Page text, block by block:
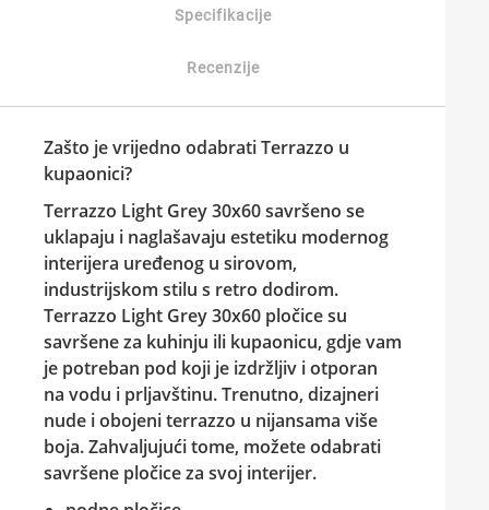
Specifikacije
Recenzije
Zašto je vrijedno odabrati Terrazzo u
kupaonici?
Terrazzo Light Grey 30x60savršeno se
uklapaju i naglašavaju estetiku modernog
interijera uređenog u sirovom,
industrijskom stilu s retro dodirom.
Terrazzo Light Grey 30x60 pločice su
savršene za kuhinju ili kupaonicu, gdje vam
je potreban pod koji je izdržljiv i otporan
na vodu i prljavštinu. Trenutno, dizajneri
nude i obojeni terrazzo u nijansama više
boja. Zahvaljujući tome, možete odabrati
savršene pločice za svoj interijer.